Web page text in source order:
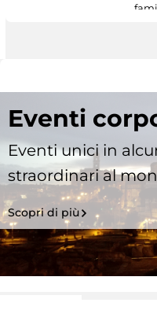
Eventi
Eventi unici in
straordinari al
Scopri di più